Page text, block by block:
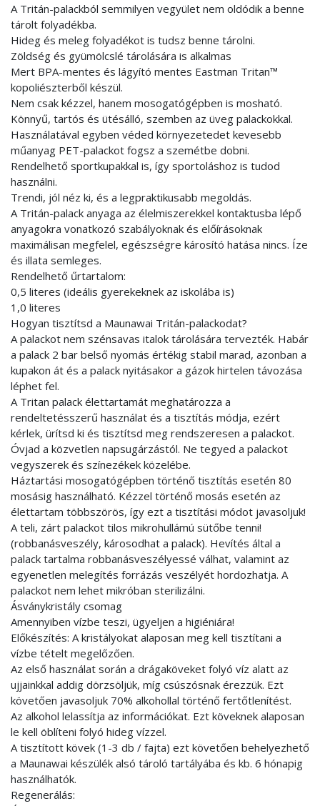
A Tritán-palackból semmilyen vegyület nem oldódik a benne
tárolt folyadékba.
Hideg és meleg folyadékot is tudsz benne tárolni.
Zöldség és gyümölcslé tárolására is alkalmas
Mert BPA-mentes és lágyító mentes Eastman Tritan™
kopoliészterből készül.
Nem csak kézzel, hanem mosogatógépben is mosható.
Könnyű, tartós és ütésálló, szemben az üveg palackokkal.
Használatával egyben véded környezetedet kevesebb
műanyag PET-palackot fogsz a szemétbe dobni.
Rendelhető sportkupakkal is, így sportoláshoz is tudod
használni.
Trendi, jól néz ki, és a legpraktikusabb megoldás.
A Tritán-palack anyaga az élelmiszerekkel kontaktusba lépő
anyagokra vonatkozó szabályoknak és előírásoknak
maximálisan megfelel, egészségre károsító hatása nincs. Íze
és illata semleges.
Rendelhető űrtartalom:
0,5 literes (ideális gyerekeknek az iskolába is)
1,0 literes
Hogyan tisztítsd a Maunawai Tritán-palackodat?
A palackot nem szénsavas italok tárolására tervezték. Habár
a palack 2 bar belső nyomás értékig stabil marad, azonban a
kupakon át és a palack nyitásakor a gázok hirtelen távozása
léphet fel.
A Tritan palack élettartamát meghatározza a
rendeltetésszerű használat és a tisztítás módja, ezért
kérlek, ürítsd ki és tisztítsd meg rendszeresen a palackot.
Óvjad a közvetlen napsugárzástól. Ne tegyed a palackot
vegyszerek és színezékek közelébe.
Háztartási mosogatógépben történő tisztítás esetén 80
mosásig használható. Kézzel történő mosás esetén az
élettartam többszörös, így ezt a tisztítási módot javasoljuk!
A teli, zárt palackot tilos mikrohullámú sütőbe tenni!
(robbanásveszély, károsodhat a palack). Hevítés által a
palack tartalma robbanásveszélyessé válhat, valamint az
egyenetlen melegítés forrázás veszélyét hordozhatja. A
palackot nem lehet mikróban sterilizálni.
Ásványkristály csomag
Amennyiben vízbe teszi, ügyeljen a higiéniára!
Előkészítés: A kristályokat alaposan meg kell tisztítani a
vízbe tételt megelőzően.
Az első használat során a drágaköveket folyó víz alatt az
ujjainkkal addig dörzsöljük, míg csúszósnak érezzük. Ezt
követően javasoljuk 70% alkohollal történő fertőtlenítést.
Az alkohol lelassítja az információkat. Ezt köveknek alaposan
le kell öblíteni folyó hideg vízzel.
A tisztított kövek (1-3 db / fajta) ezt követően behelyezhető
a Maunawai készülék alsó tároló tartályába és kb. 6 hónapig
használhatók.
Regenerálás: